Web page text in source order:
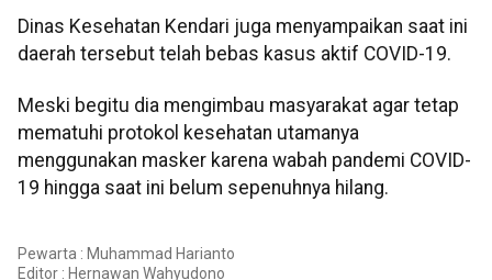
Dinas Kesehatan Kendari juga menyampaikan saat ini
daerah tersebut telah bebas kasus aktif COVID-19.
Meski begitu dia mengimbau masyarakat agar tetap
mematuhi protokol kesehatan utamanya
menggunakan masker karena wabah pandemi COVID-
19 hingga saat ini belum sepenuhnya hilang.
Pewarta : Muhammad Harianto
Editor : Hernawan Wahyudono